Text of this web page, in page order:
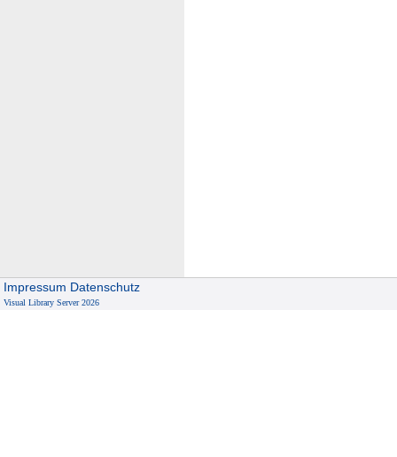
Impressum Datenschutz
Visual Library Server 2026